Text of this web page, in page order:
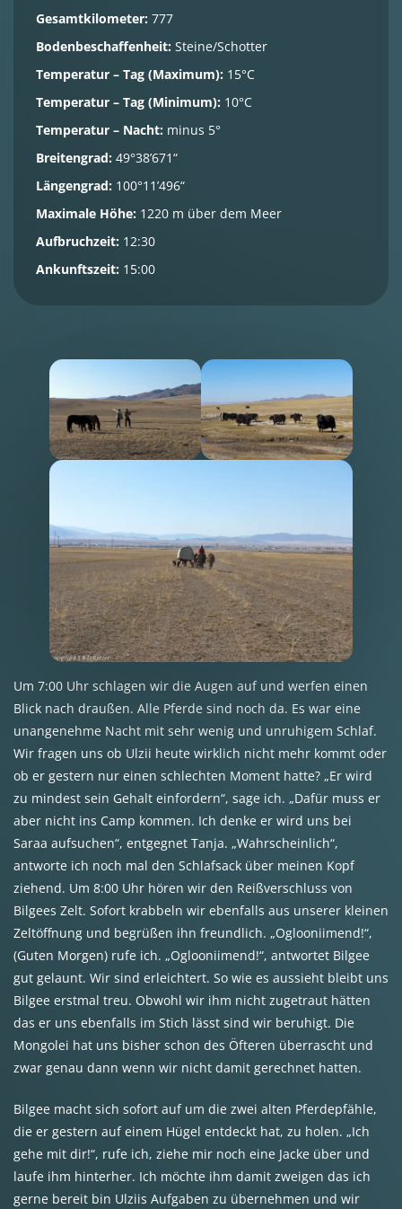
Gesamtkilometer: 777
Bodenbeschaffenheit: Steine/Schotter
Temperatur – Tag (Maximum): 15°C
Temperatur – Tag (Minimum): 10°C
Temperatur – Nacht: minus 5°
Breitengrad: 49°38’671“
Längengrad: 100°11’496“
Maximale Höhe: 1220 m über dem Meer
Aufbruchzeit: 12:30
Ankunftszeit: 15:00
Um 7:00 Uhr schlagen wir die Augen auf und werfen einen
Blick nach draußen. Alle Pferde sind noch da. Es war eine
unangenehme Nacht mit sehr wenig und unruhigem Schlaf.
Wir fragen uns ob Ulzii heute wirklich nicht mehr kommt oder
ob er gestern nur einen schlechten Moment hatte? „Er wird
zu mindest sein Gehalt einfordern“, sage ich. „Dafür muss er
aber nicht ins Camp kommen. Ich denke er wird uns bei
Saraa aufsuchen“, entgegnet Tanja. „Wahrscheinlich“,
antworte ich noch mal den Schlafsack über meinen Kopf
ziehend. Um 8:00 Uhr hören wir den Reißverschluss von
Bilgees Zelt. Sofort krabbeln wir ebenfalls aus unserer kleinen
Zeltöffnung und begrüßen ihn freundlich. „Oglooniimend!“,
(Guten Morgen) rufe ich. „Oglooniimend!“, antwortet Bilgee
gut gelaunt. Wir sind erleichtert. So wie es aussieht bleibt uns
Bilgee erstmal treu. Obwohl wir ihm nicht zugetraut hätten
das er uns ebenfalls im Stich lässt sind wir beruhigt. Die
Mongolei hat uns bisher schon des Öfteren überrascht und
zwar genau dann wenn wir nicht damit gerechnet hatten.
Bilgee macht sich sofort auf um die zwei alten Pferdepfähle,
die er gestern auf einem Hügel entdeckt hat, zu holen. „Ich
gehe mit dir!“, rufe ich, ziehe mir noch eine Jacke über und
laufe ihm hinterher. Ich möchte ihm damit zweigen das ich
gerne bereit bin Ulziis Aufgaben zu übernehmen und wir